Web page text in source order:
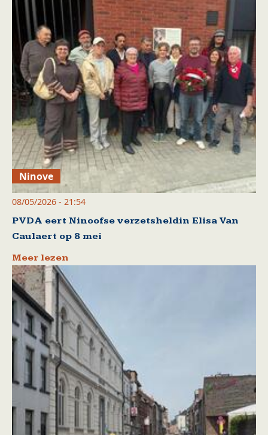
Ninove
08/05/2026 - 21:54
PVDA eert Ninoofse verzetsheldin Elisa Van
Caulaert op 8 mei
Meer lezen